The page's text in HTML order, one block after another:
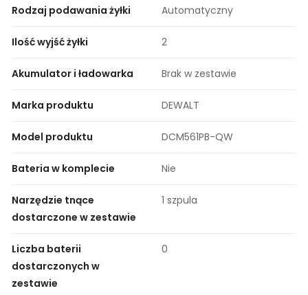
Rodzaj podawania żyłki Automatyczny
Ilość wyjść żyłki 2
Akumulator i ładowarka Brak w zestawie
Marka produktu DEWALT
Model produktu DCM561PB-QW
Bateria w komplecie Nie
Narzędzie tnące
dostarczone w zestawie
1 szpula
Liczba baterii
dostarczonych w
zestawie
0